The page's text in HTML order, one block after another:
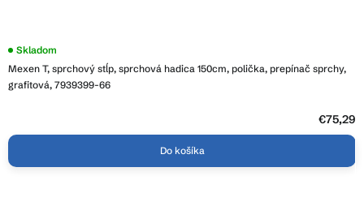
Mexen T, sprchový stĺp, sprchová hadica 150cm, polička, prepínač sprchy,
grafitová, 7939399-66
Skladom
€75,29
Do košíka